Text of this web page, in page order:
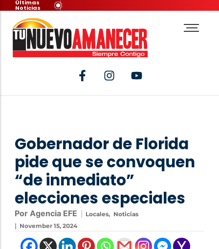
Últimas
Noticias
Gobernador de Florida
pide que se convoquen
“de inmediato”
elecciones especiales
Por Agencia EFE Locales, Noticias
| November 15, 2024